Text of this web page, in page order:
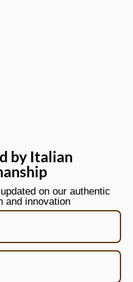
by Italian
on our authentic
and innovation